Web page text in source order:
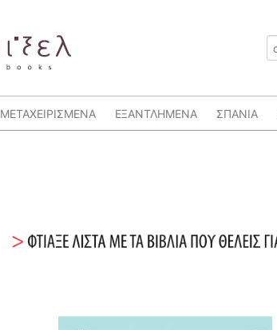
ΜΕΤΑΧΕΙΡΙΣΜΕΝΑ ΕΞΑΝΤΛΗΜΕΝΑ ΣΠΑΝΙΑ